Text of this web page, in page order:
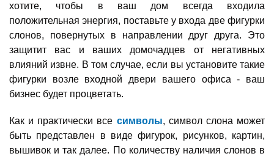
хотите, чтобы в ваш дом всегда входила
положительная энергия, поставьте у входа две фигурки
слонов, повернутых в направлении друг друга. Это
защитит вас и ваших домочадцев от негативных
влияний извне. В том случае, если вы установите такие
фигурки возле входной двери вашего офиса - ваш
бизнес будет процветать.
Как и практически все символы, символ слона может
быть представлен в виде фигурок, рисунков, картин,
вышивок и так далее. По количеству наличия слонов в